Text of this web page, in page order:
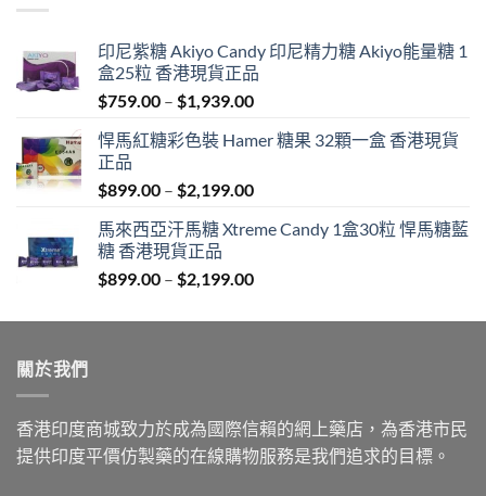
印尼紫糖 Akiyo Candy 印尼精力糖 Akiyo能量糖 1
盒25粒 香港現貨正品
$759.00 – $1,939.00Price
$759.00
$1,939.00
悍馬紅糖彩色裝 Hamer 糖果 32顆一盒 香港現貨
正品
$899.00 – $2,199.00Price
$899.00
$2,199.00
馬來西亞汗馬糖 Xtreme Candy 1盒30粒 悍馬糖藍
糖 香港現貨正品
$899.00 – $2,199.00Price
$899.00
關於我們
香港印度商城致力於成為國際信賴的網上藥店，為香港市民
提供印度平價仿製藥的在線購物服務是我們追求的目標。